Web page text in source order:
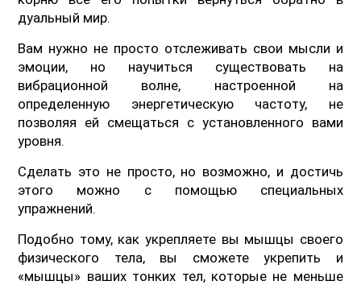
дуальный мир.
Вам нужно не просто отслеживать свои мысли и
эмоции, но научиться существовать на
вибрационной волне, настроенной на
определенную энергетическую частоту, не
позволяя ей смещаться с установленного вами
уровня.
Сделать это не просто, но возможно, и достичь
этого можно с помощью специальных
упражнений.
Подобно тому, как укрепляете вы мышцы своего
физического тела, вы сможете укрепить и
«мышцы» ваших тонких тел, которые не меньше